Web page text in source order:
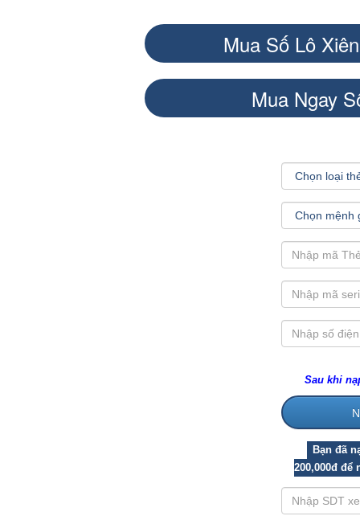
Mua Số Lô
Mua Ngay
Sau khi
Bạn đã
200,000đ để